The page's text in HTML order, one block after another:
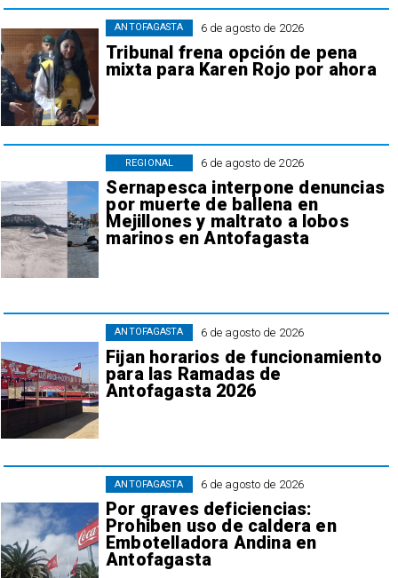
6 de agosto de 2026
Tribunal frena opción de pena
mixta para Karen Rojo por ahora
ANTOFAGASTA
6 de agosto de 2026
Sernapesca interpone denuncias
por muerte de ballena en
Mejillones y maltrato a lobos
marinos en Antofagasta
REGIONAL
6 de agosto de 2026
Fijan horarios de funcionamiento
para las Ramadas de
Antofagasta 2026
ANTOFAGASTA
6 de agosto de 2026
Por graves deficiencias:
Prohiben uso de caldera en
Embotelladora Andina en
Antofagasta
ANTOFAGASTA